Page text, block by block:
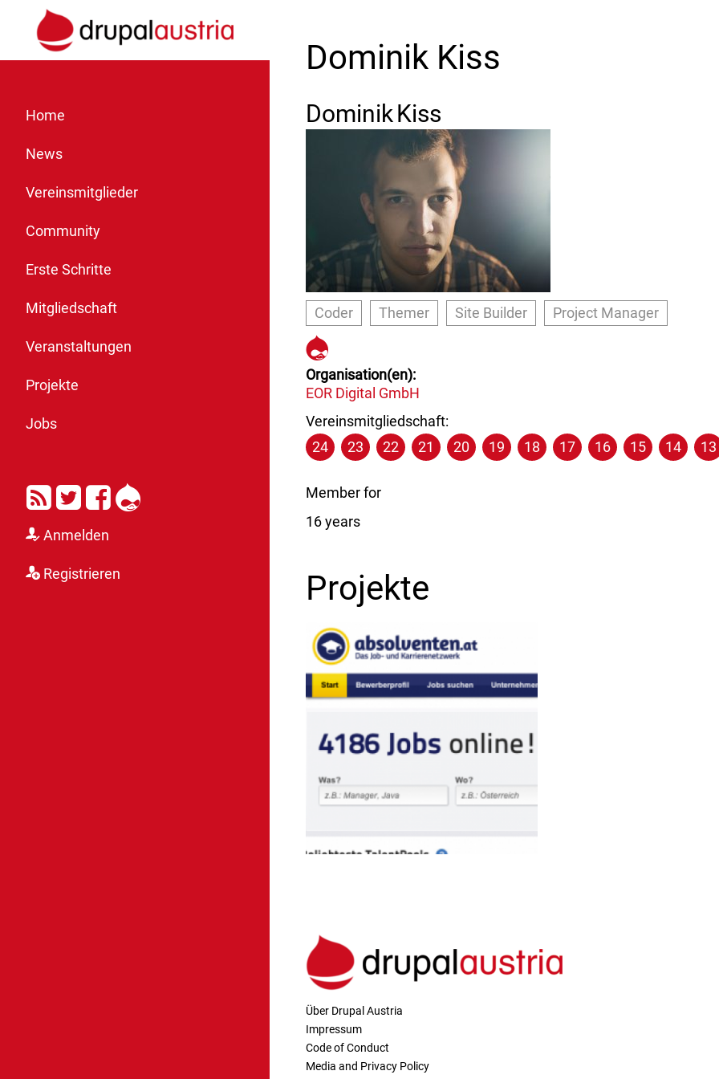
Home
News
Vereinsmitglieder
Community
Erste Schritte
Mitgliedschaft
Veranstaltungen
Projekte
Jobs
RSSTwitter
Facebook
Drupal
Anmelden
Registrieren
Dominik Kiss
DominikKiss
Coder Themer Site Builder Project Manager
https://drupal.org/u/nodestroy
Organisation(en)
EOR Digital GmbH
Vereinsmitgliedschaft:
24
23 22 21 20 19 18 17 16 15 14 13
Member for
16 years
Projekte
Über Drupal Austria
Impressum
Code of Conduct
Media and Privacy Policy